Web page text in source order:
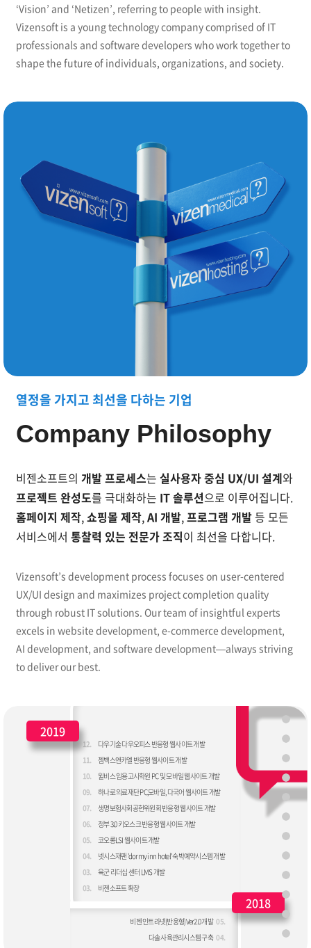
‘Vision’ and ‘Netizen’, referring to people with insight.
Vizensoft is a young technology company comprised of IT
professionals and software developers who work together to
shape the future of individuals, organizations, and society.
UX/UI 설계 기반 IT 솔루션으로 모든 프로젝트 완성도를
열정을 가지고 최선을 다하는 기업
Company Philosophy
비젠소프트의 개발 프로세스는 실사용자 중심 UX/UI 설계와
프로젝트 완성도를 극대화하는 IT 솔루션으로 이루어집니다.
홈페이지 제작,쇼핑몰 제작,AI 개발,프로그램 개발등 모든
서비스에서 통찰력 있는 전문가 조직이 최선을 다합니다.
Vizensoft’s development process focuses on user-centered
UX/UI design and maximizes project completion quality
through robust IT solutions. Our team of insightful experts
excels in website development, e-commerce development,
AI development, and software development—always striving
to deliver our best.
2019
12.
다우기술 다우오피스 반응형 웹사이트 개발
11.
젬백스앤카엘 반응형 웹사이트 개발
10.
윌비스 임용고시학원 PC 및 모바일 웹사이트 개발
09.
하나로 의료재단 PC,모바일, 다국어 웹사이트 개발
07.
생명보험사회공헌위원회 반응형 웹사이트 개발
06.
정부 3.0 키오스크 반응형 웹사이트 개발
05.
코오롱LSI 웹사이트 개발
04.
넷시스재팬 'dormy inn hotel' 숙박예약시스템 개발
03.
육군 리더십 센터 LMS 개발
03.
비젠소프트 확장
2018
05.
비젠 인트라넷(반응형)Ver2.0 개발
04.
다솔 사육관리시스템 구축